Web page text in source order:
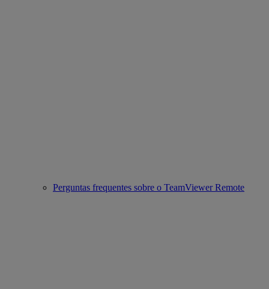
Perguntas frequentes sobre o TeamViewer Remote